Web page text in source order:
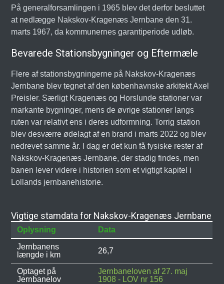
På generalforsamlingen i 1965 blev det derfor besluttet
at nedlægge Nakskov-Kragenæs Jernbane den 31.
marts 1967, da kommunernes garantiperiode udløb.
Bevarede Stationsbygninger og Eftermæle
Flere af stationsbygningerne på Nakskov-Kragenæs
Jernbane blev tegnet af den københavnske arkitekt Axel
Preisler. Særligt Kragenæs og Horslunde stationer var
markante bygninger, mens de øvrige stationer langs
ruten var relativt ens i deres udformning. Torrig station
blev desværre ødelagt af en brand i marts 2022 og blev
nedrevet samme år. I dag er det kun få fysiske rester af
Nakskov-Kragenæs Jernbane, der stadig findes, men
banen lever videre i historien som et vigtigt kapitel i
Lollands jernbanehistorie.
Vigtige stamdata for Nakskov-Kragenæs Jernbane
Oplysning
Data
Jernbanens
længde i km
26,7
Optaget på
Jernbanelov
Jernbaneloven af 27. maj
1908 - LOV nr 156